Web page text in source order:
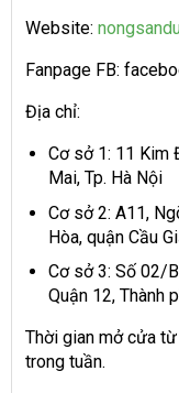
Website:
Fanpage FB:
Địa chỉ:
Cơ sở 1: 11 Kim
Mai, Tp. Hà Nội
Cơ sở 2: A11,
Hòa, quận Cầu
Cơ sở 3: Số 02/
Quận 12, Thành
Thời gian mở cửa
trong tuần.